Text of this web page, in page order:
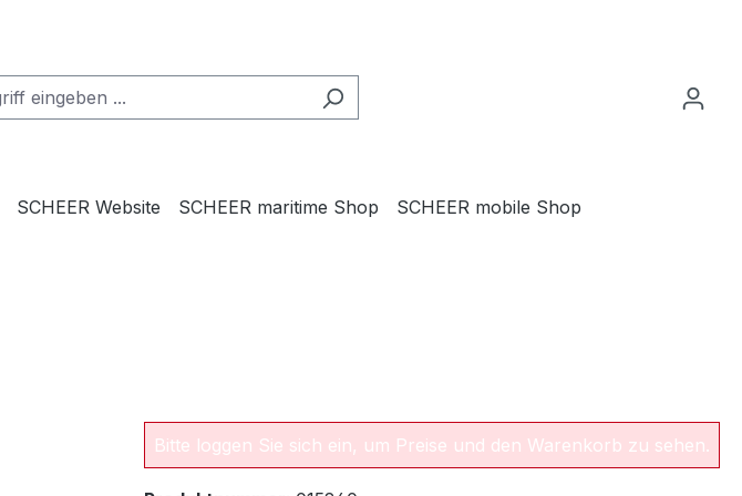
SCHEER Website SCHEER maritime Shop SCHEER mobile Shop
Bitte loggen Sie sich ein, um Preise und den Warenkorb zu sehen.